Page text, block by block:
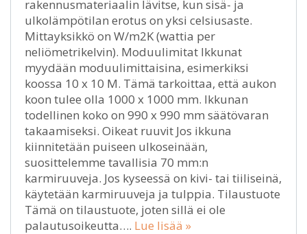
rakennusmateriaalin lävitse, kun sisä- ja
ulkolämpötilan erotus on yksi celsiusaste.
Mittayksikkö on W/m2K (wattia per
neliömetrikelvin). Moduulimitat Ikkunat
myydään moduulimittaisina, esimerkiksi
koossa 10 x 10 M. Tämä tarkoittaa, että aukon
koon tulee olla 1000 x 1000 mm. Ikkunan
todellinen koko on 990 x 990 mm säätövaran
takaamiseksi. Oikeat ruuvit Jos ikkuna
kiinnitetään puiseen ulkoseinään,
suosittelemme tavallisia 70 mm:n
karmiruuveja. Jos kyseessä on kivi- tai tiiliseinä,
käytetään karmiruuveja ja tulppia. Tilaustuote
Tämä on tilaustuote, joten sillä ei ole
palautusoikeutta…. Lue lisää »